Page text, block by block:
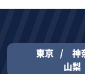
東京 神
山梨